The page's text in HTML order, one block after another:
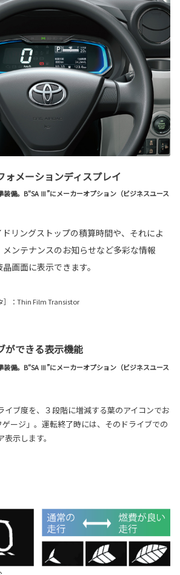
ォメーションディスプレイ
装備。B“SA Ⅲ”にメーカーオプション（ビジネスユース
リングストップの積算時間や、それによ
メンテナンスのお知らせなど多彩な情報
画面に表示できます。
］：Thin Film Transistor
ができる表示機能
装備。B“SA Ⅲ”にメーカーオプション（ビジネスユース
イブ度を、３段階に増減する葉のアイコンでお
ージ」。運転終了時には、そのドライブでの
示します。